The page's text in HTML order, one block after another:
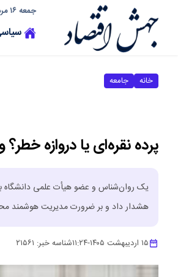
جمعه ۱۶ مرداد ۱۴۰۵
خانه جامعه
پرده نقره‌ای یا دروازه
یک روان‌شناس و عضو هیأت علمی دانشگاه
هشدار داد و بر ضرورت مدیریت هوشمند
۱۵ اردیبهشت ۱۴۰۵ -۱۱:۲۴شناسه خبر: ۲۱۵۶۱